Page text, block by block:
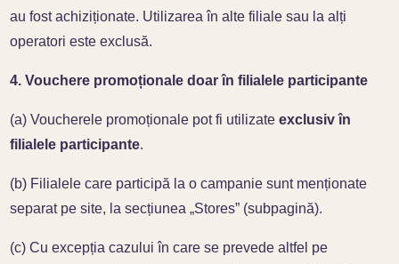
au fost achiziționate. Utilizarea în alte filiale sau la alți
operatori este exclusă.
4. Vouchere promoționale doar în filialele participante
(a) Voucherele promoționale pot fi utilizateexclusiv în
filialele participante.
(b) Filialele care participă la o campanie sunt menționate
separat pe site, la secțiunea „Stores” (subpagină).
(c) Cu excepția cazului în care se prevede altfel pe